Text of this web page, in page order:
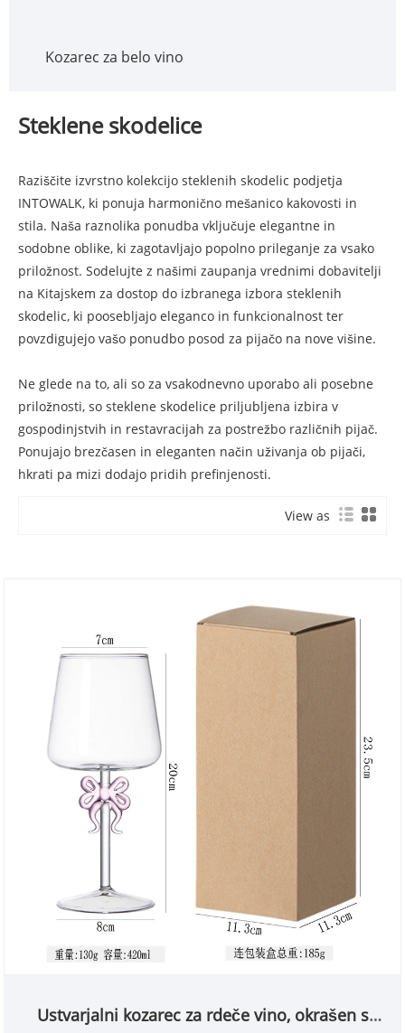
Kozarec za belo vino
Steklene skodelice
Raziščite izvrstno kolekcijo steklenih skodelic podjetja
INTOWALK, ki ponuja harmonično mešanico kakovosti in
stila. Naša raznolika ponudba vključuje elegantne in
sodobne oblike, ki zagotavljajo popolno prileganje za vsako
priložnost. Sodelujte z našimi zaupanja vrednimi dobavitelji
na Kitajskem za dostop do izbranega izbora steklenih
skodelic, ki poosebljajo eleganco in funkcionalnost ter
povzdigujejo vašo ponudbo posod za pijačo na nove višine.
Ne glede na to, ali so za vsakodnevno uporabo ali posebne
priložnosti, so steklene skodelice priljubljena izbira v
gospodinjstvih in restavracijah za postrežbo različnih pijač.
Ponujajo brezčasen in eleganten način uživanja ob pijači,
hkrati pa mizi dodajo pridih prefinjenosti.
View as
Ustvarjalni kozarec za rdeče vino, okrašen s